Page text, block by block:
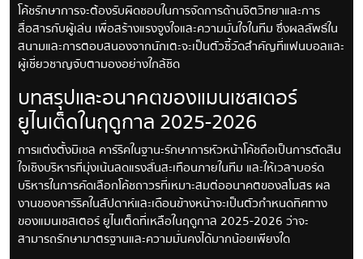
โค้ชรักษาการจะต้องรับผิดชอบในการจัดการด้านจิตวิทยาและการ
สื่อสารกับผู้เล่น เพื่อสร้างแรงจูงใจและความมั่นใจในทีม ซึ่งผลลัพธ์ใน
สนามและการตอบสนองจากนักเตะจะเป็นตัวชี้วัดสำคัญที่แฟนบอลและ
ผู้เชี่ยวชาญจับตามองอย่างใกล้ชิด
บทสรุปและอนาคตของแมนเชสเตอร์
ยูไนเต็ดในฤดูกาล 2025-2026
การแต่งตั้งมิเชล คาร์ริคในฐานะรักษาการหัวหน้าโค้ชถือเป็นการตัดสิน
ใจเชิงบริหารที่มุ่งเน้นลดแรงสั่นสะเทือนภายในทีม และให้เวลาบอร์ด
บริหารในการคัดเลือกโค้ชถาวรที่เหมาะสมต่ออนาคตของสโมสร ผล
งานของคาร์ริคในสัปดาห์และเดือนข้างหน้าจะเป็นตัวกำหนดทิศทาง
ของแมนเชสเตอร์ ยูไนเต็ดที่เหลือในฤดูกาล 2025-2026 ว่าจะ
สามารถรักษามาตรฐานและความมั่นคงได้มากน้อยเพียงใด